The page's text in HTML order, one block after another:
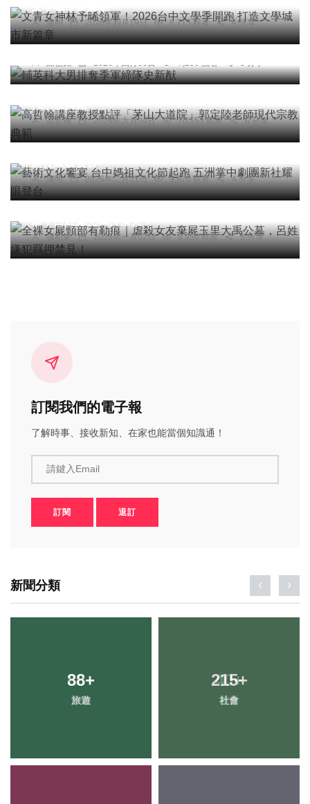
陳明 2026年四月19日 8,715 觀看 4 分享
綜合新聞
輔英科大男排奪季軍締隊史新猷
陳信銘 2026年四月08日 7,250 觀看 3 分享
專欄
高哲翰講座教授點評「茅山大道院」郭定陸老師現
高哲翰 2026年六月04日 70,553 觀看 6 分享
宗教 綜合新聞 旅遊 文教
藝術文化饗宴 台中媽祖文化節起跑 五洲掌中劇團
陳明 2026年二月21日 9,970 觀看 4 分享
社會
全裸女屍頸部有勒痕｜虐殺女友棄屍玉里大禹公
張柏東 2026年一月02日 8,930 觀看 5 分享
訂閱我們的電子報
了解時事、接收新知、在家也能當個知識通！
請鍵入Email
訂閱 退訂
新聞分類
88+
旅遊
215+
社會